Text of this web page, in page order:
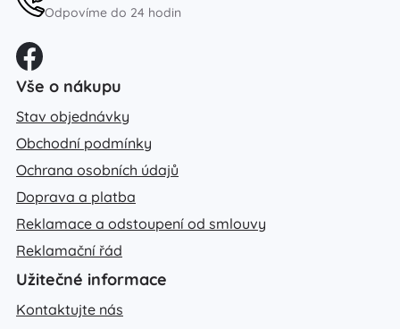
Odpovíme do 24 hodin
Vše o nákupu
Stav objednávky
Obchodní podmínky
Ochrana osobních údajů
Doprava a platba
Reklamace a odstoupení od smlouvy
Reklamační řád
Užitečné informace
Kontaktujte nás